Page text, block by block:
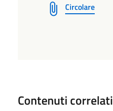
Circolare
Contenuti correlati